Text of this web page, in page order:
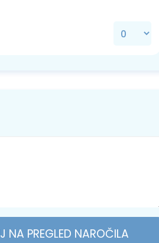
NA PREGLED NAROČILA